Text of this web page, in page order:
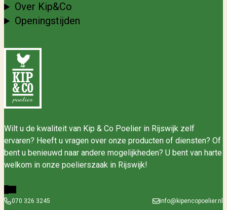
Over Kip&Co
Openingstijden
Wilt u de kwaliteit van Kip & Co Poelier in Rijswijk zelf
ervaren? Heeft u vragen over onze producten of diensten? Of
bent u benieuwd naar andere mogelijkheden? U bent van harte
welkom in onze poelierszaak in Rijswijk!
070 326 3245 info@kipencopoelier.nl